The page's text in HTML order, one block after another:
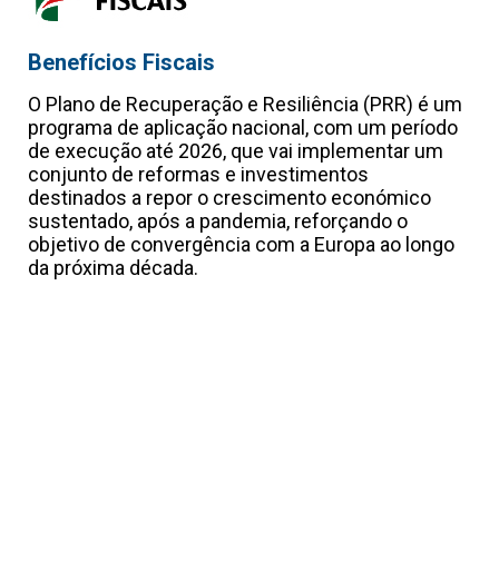
Benefícios Fiscais
O Plano de Recuperação e Resiliência (PRR) é um
programa de aplicação nacional, com um período
de execução até 2026, que vai implementar um
conjunto de reformas e investimentos
destinados a repor o crescimento económico
sustentado, após a pandemia, reforçando o
objetivo de convergência com a Europa ao longo
da próxima década.